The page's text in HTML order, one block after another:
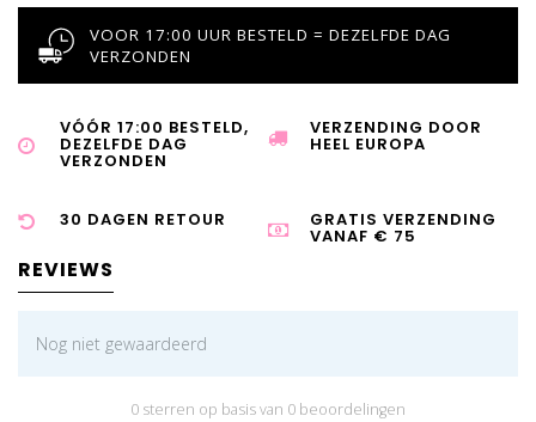
VOOR 17:00 UUR BESTELD = DEZELFDE DAG
VERZONDEN
VÓÓR 17:00 BESTELD,
DEZELFDE DAG
VERZONDEN
VERZENDING DOOR
HEEL EUROPA
30 DAGEN RETOUR GRATIS VERZENDING
VANAF € 75
REVIEWS
Nog niet gewaardeerd
0 sterren op basis van 0 beoordelingen